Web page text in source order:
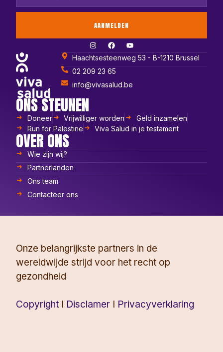
AANMELDEN
Haachtsesteenweg 53 - B-1210 Brussel
02 209 23 65
info@vivasalud.be
ONS STEUNEN
Doneer Vrijwilliger worden
Geld inzamelen
Run for Palestine
Viva Salud in je testament
OVER ONS
Wie zijn wij?
Partnerlanden
Ons team
Contacteer ons
Onze belangrijkste partners in de
wereldwijde strijd voor het recht op
gezondheid
Copyright I Disclamer I Privacyverklaring